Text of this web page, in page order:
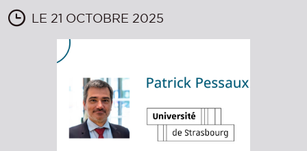
LE 21 OCTOBRE 2025